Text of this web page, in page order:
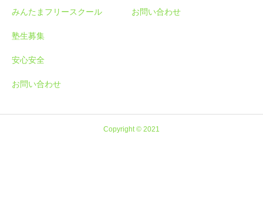
みんたまフリースクール
塾生募集
安心安全
お問い合わせ
お問い合わせ
Copyright © 2021